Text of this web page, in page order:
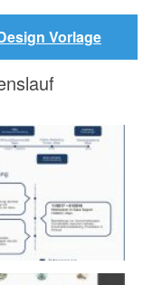
Vorlage